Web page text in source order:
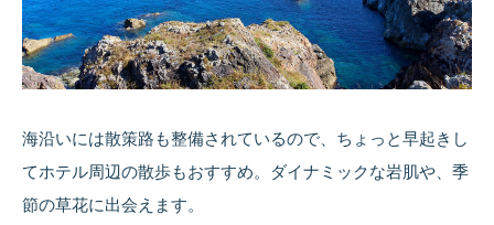
海沿いには散策路も整備されているので、ちょっと早起きし
てホテル周辺の散歩もおすすめ。ダイナミックな岩肌や、季
節の草花に出会えます。